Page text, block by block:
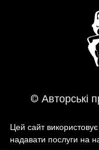
Цей сайт
надавати послуги на
© Авторські